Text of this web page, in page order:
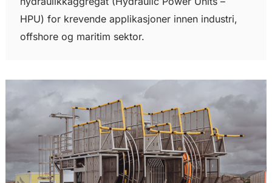
HPU) for krevende applikasjoner innen industri,
offshore og maritim sektor.